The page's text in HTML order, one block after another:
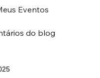
Eventos
do blog